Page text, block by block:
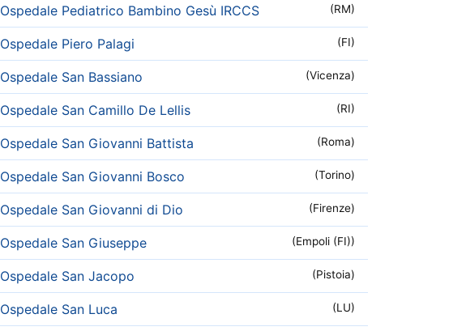
Ospedale Pediatrico Bambino Gesù IRCCS (RM)
Ospedale Piero Palagi (FI)
Ospedale San Bassiano (Vicenza)
Ospedale San Camillo De Lellis (RI)
Ospedale San Giovanni Battista (Roma)
Ospedale San Giovanni Bosco (Torino)
Ospedale San Giovanni di Dio (Firenze)
Ospedale San Giuseppe (Empoli (FI))
Ospedale San Jacopo (Pistoia)
Ospedale San Luca (LU)